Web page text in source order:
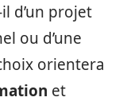
d’un projet
ou d’une
orientera
et